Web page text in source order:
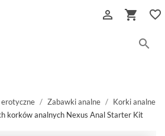
favorite_border



Zabawki analne
Korki analne
korków analnych Nexus Anal Starter Kit